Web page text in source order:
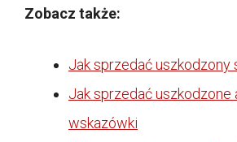
Zobacz także:
Jak sprzedać uszkodzony
Jak sprzedać uszkodzone
wskazówki